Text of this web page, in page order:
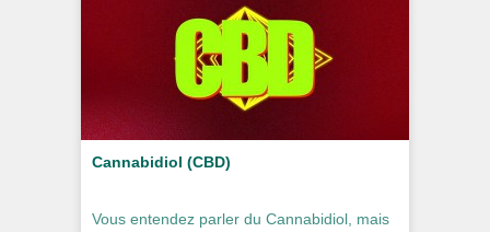
Cannabidiol (CBD)
Vous entendez parler du Cannabidiol, mais